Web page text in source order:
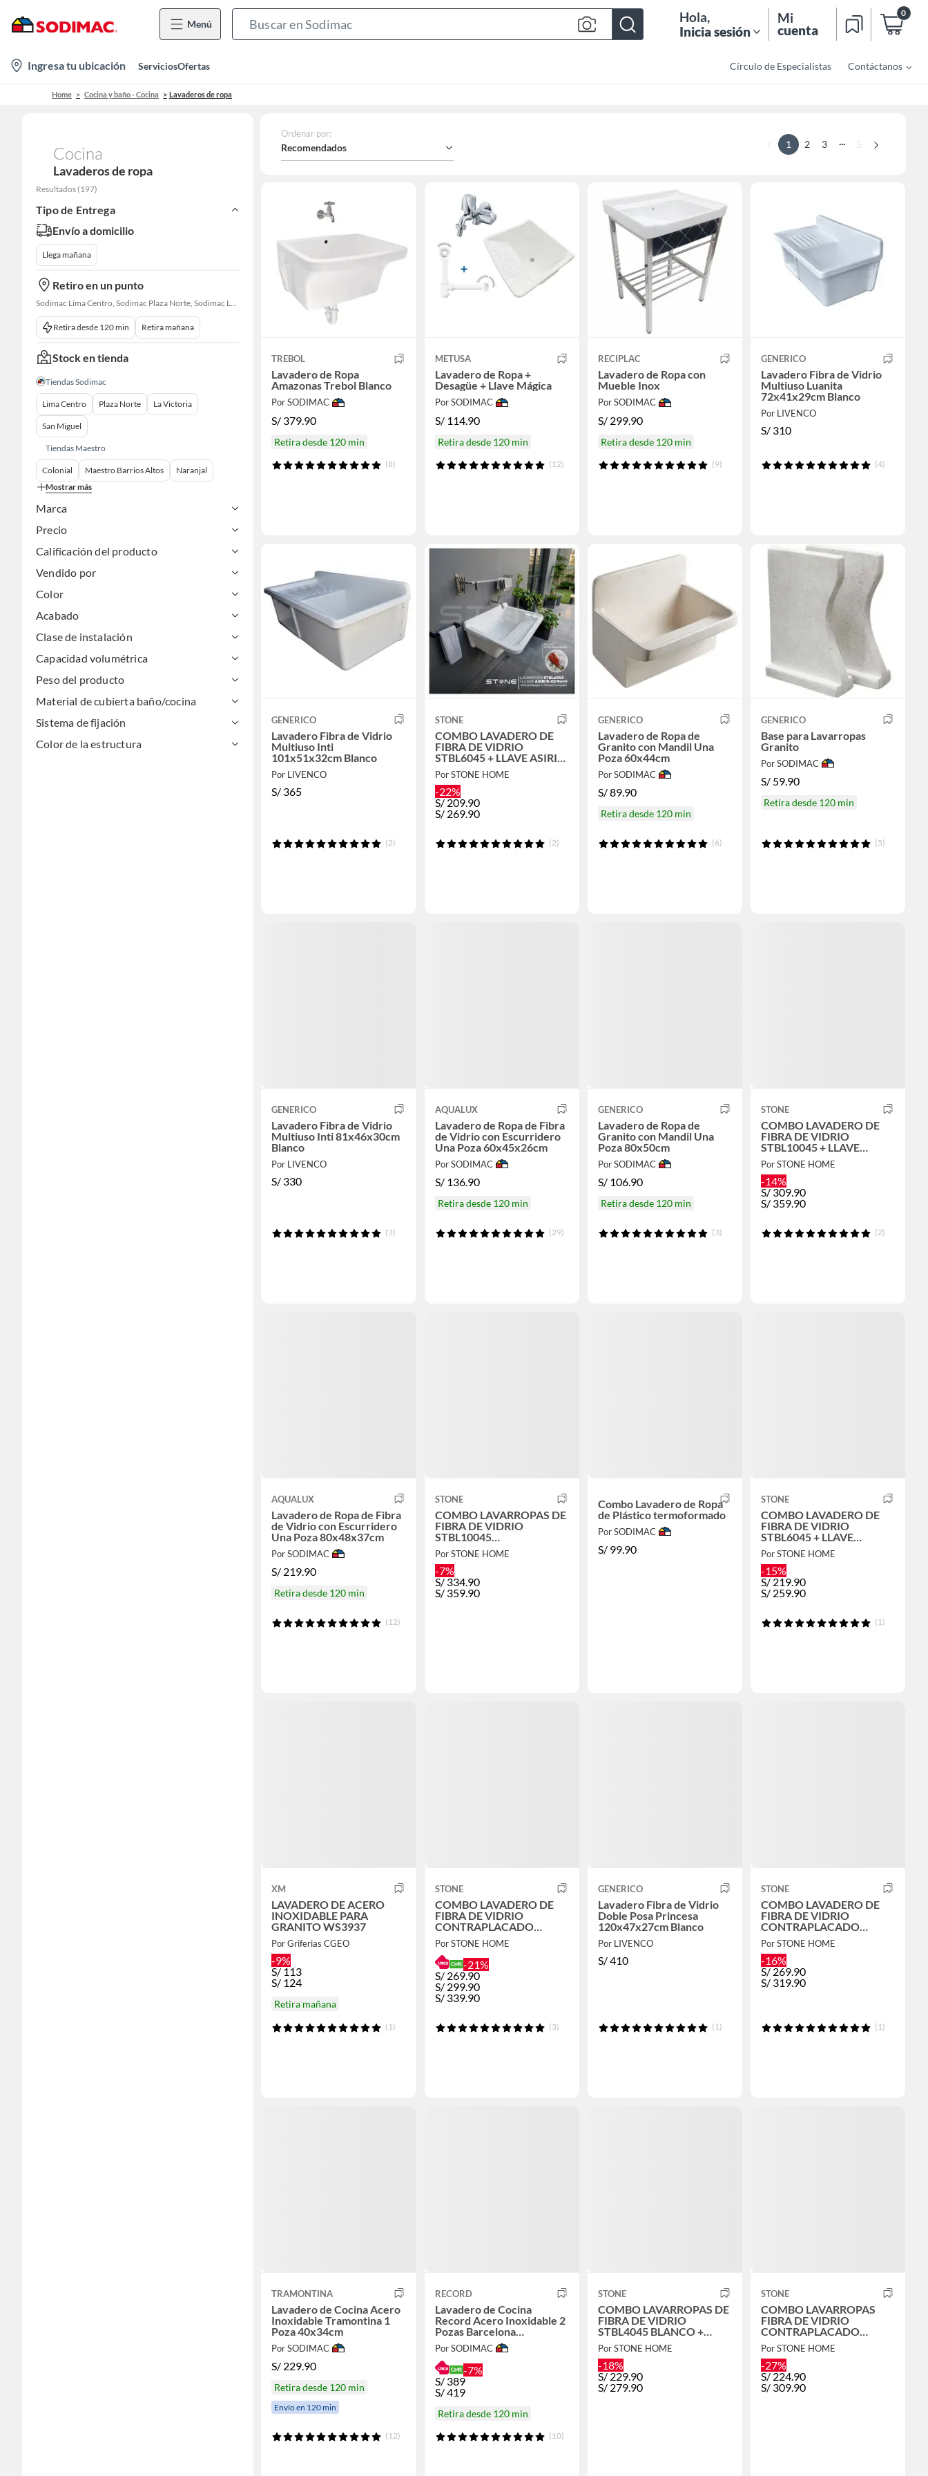
Menú
Bar
Hola,
Inicia sesión
Mi
cuenta
0
location-
icon
Ingresa tu ubicación ServiciosOfertas Círculo de Especialistas Contáctanos
Home Cocina y baño - Cocina Lavaderos de ropa
Cocina
Lavaderos de ropa
Resultados (197)
Tipo de Entrega
Envío a domicilio
Llega mañana
Retiro en un punto
Sodimac Lima Centro, Sodimac Plaza Norte, Sodimac La Victoria, Sodimac San Miguel, Sodimac S. J. Lurigancho, Sodimac Primavera, Sodimac Chacarilla, Sodimac Av. La Molina, Sodimac Colonial, Maestro Barrios Altos, Sodimac Naranjal
Retira desde 120 min Retira mañana
Stock en tienda
Tiendas Sodimac
Lima Centro Plaza Norte La Victoria
San Miguel
Tiendas Maestro
Colonial Maestro Barrios Altos
Naranjal
Mostrar más
Marca
Precio
Calificación del producto
Vendido por
Color
Acabado
Clase de instalación
Capacidad volumétrica
Peso del producto
Material de cubierta baño/cocina
Sistema de fijación
Color de la estructura
Ordenar por:
Recomendados 1 2 3 ... 5
TREBOL
Lavadero de Ropa
Amazonas Trebol Blanco
Por SODIMAC
S/ 379.90
Retira desde 120 min
(8)
METUSA
Lavadero de Ropa +
Desagüe + Llave Mágica
Por SODIMAC
S/ 114.90
Retira desde 120 min
(12)
RECIPLAC
Lavadero de Ropa con
Mueble Inox
Por SODIMAC
S/ 299.90
Retira desde 120 min
(9)
GENERICO
Lavadero Fibra de Vidrio
Multiuso Luanita
72x41x29cm Blanco
Por LIVENCO
S/ 310
(4)
GENERICO
Lavadero Fibra de Vidrio
Multiuso Inti
101x51x32cm Blanco
Por LIVENCO
S/ 365
(2)
STONE
COMBO LAVADERO DE
FIBRA DE VIDRIO
STBL6045 + LLAVE ASIRI
R-02 RUMI + DESAGÜE
CTRAMPA CORRUGADA
Por STONE HOME
-22%
S/209.90
S/ 269.90
(2)
GENERICO
Lavadero de Ropa de
Granito con Mandil Una
Poza 60x44cm
Por SODIMAC
S/89.90
Retira desde 120 min
(6)
GENERICO
Base para Lavarropas
Granito
Por SODIMAC
S/ 59.90
Retira desde 120 min
(5)
GENERICO
Lavadero Fibra de Vidrio
Multiuso Inti 81x46x30cm
Blanco
Por LIVENCO
S/ 330
(3)
AQUALUX
Lavadero de Ropa de Fibra
de Vidrio con Escurridero
Una Poza 60x45x26cm
Por SODIMAC
S/ 136.90
Retira desde 120 min
(29)
GENERICO
Lavadero de Ropa de
Granito con Mandil Una
Poza 80x50cm
Por SODIMAC
S/ 106.90
Retira desde 120 min
(3)
STONE
COMBO LAVADERO DE
FIBRA DE VIDRIO
STBL10045 + LLAVE
LAURENT STW-01 STONE
Por STONE HOME
-14%
S/309.90
S/ 359.90
(2)
AQUALUX
Lavadero de Ropa de Fibra
de Vidrio con Escurridero
Una Poza 80x48x37cm
Por SODIMAC
S/ 219.90
Retira desde 120 min
(12)
STONE
COMBO LAVARROPAS DE
FIBRA DE VIDRIO
STBL10045
MARMOLEADO + 2
LLAVES ASIRI R-02 RUMI
Por STONE HOME
-7%
S/334.90
S/ 359.90
Combo Lavadero de Ropa
de Plástico termoformado
Por SODIMAC
S/ 99.90
STONE
COMBO LAVADERO DE
FIBRA DE VIDRIO
STBL6045 + LLAVE
LAURENT STW-01 +
TRAMPA STONE
Por STONE HOME
-15%
S/219.90
S/ 259.90
(1)
XM
LAVADERO DE ACERO
INOXIDABLE PARA
GRANITO WS3937
Por Griferias CGEO
-9%
S/113
S/ 124
Retira mañana
(1)
STONE
COMBO LAVADERO DE
FIBRA DE VIDRIO
CONTRAPLACADO
STBL9045 + LLAVE
LAURENT STW-01 STONE
Por STONE HOME
-21%
S/ 269.90
S/ 299.90
S/ 339.90
(3)
GENERICO
Lavadero Fibra de Vidrio
Doble Posa Princesa
120x47x27cm Blanco
Por LIVENCO
S/410
(1)
STONE
COMBO LAVADERO DE
FIBRA DE VIDRIO
CONTRAPLACADO
STBL9045 + LLAVE ASIRI
R-02 RUMI + DESAGÜE
CTRAMPA CORRUGADA
Por STONE HOME
-16%
S/269.90
S/ 319.90
(1)
TRAMONTINA
Lavadero de Cocina Acero
Inoxidable Tramontina 1
Poza 40x34cm
Por SODIMAC
S/ 229.90
Retira desde 120 min
Envío en 120 min
(12)
RECORD
Lavadero de Cocina
Record Acero Inoxidable 2
Pozas Barcelona
116x50cm
Por SODIMAC
-7%
S/ 389
S/419
Retira desde 120 min
(10)
STONE
COMBO LAVARROPAS DE
FIBRA DE VIDRIO
STBL4045 BLANCO +
LLAVE ASIRI R-03 RUMI
Por STONE HOME
-18%
S/229.90
S/ 279.90
STONE
COMBO LAVARROPAS
FIBRA DE VIDRIO
CONTRAPLACADO
STBL8045 MARMOLEADO
+ LLAVE ASIRI R-02 RUMI
Por STONE HOME
-27%
S/224.90
S/ 309.90